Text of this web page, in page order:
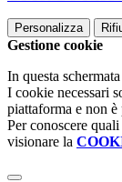
Personalizza
Gestione cookie
In questa
I cookie necessari
piattaforma e non
Per conoscere
visionare la